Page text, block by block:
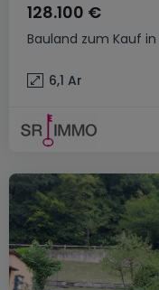
Bauland zum Kauf in
128.100 €
6,1 Ar